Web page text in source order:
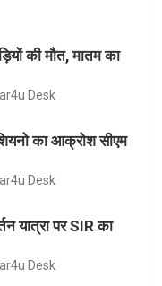
की मौत, मातम का
Desk
का आक्रोश सीएम
Desk
यात्रा पर SIR का
Desk